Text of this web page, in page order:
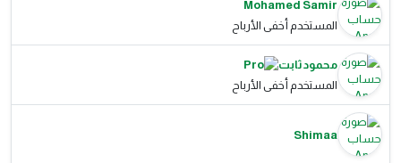
Mohamed Samir
المستخدم أخفى الأرباح
محمود ثابت
المستخدم أخفى الأرباح
Shimaa